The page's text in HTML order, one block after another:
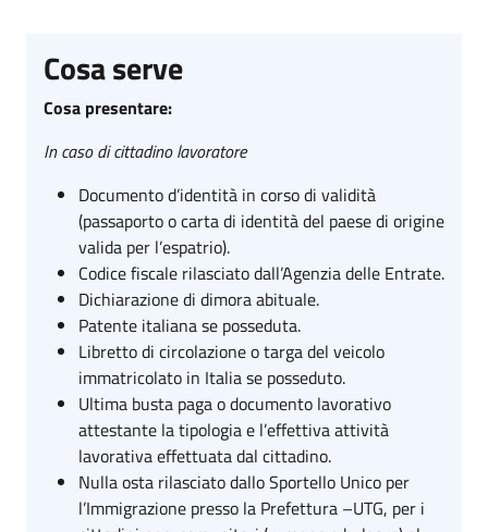
Cosa serve
Cosa presentare:
In caso di cittadino lavoratore
Documento d’identità in corso di validità
(passaporto o carta di identità del paese di origine
valida per l’espatrio).
Codice fiscale rilasciato dall’Agenzia delle Entrate.
Dichiarazione di dimora abituale.
Patente italiana se posseduta.
Libretto di circolazione o targa del veicolo
immatricolato in Italia se posseduto.
Ultima busta paga o documento lavorativo
attestante la tipologia e l’effettiva attività
lavorativa effettuata dal cittadino.
Nulla osta rilasciato dallo Sportello Unico per
l’Immigrazione presso la Prefettura –UTG, per i